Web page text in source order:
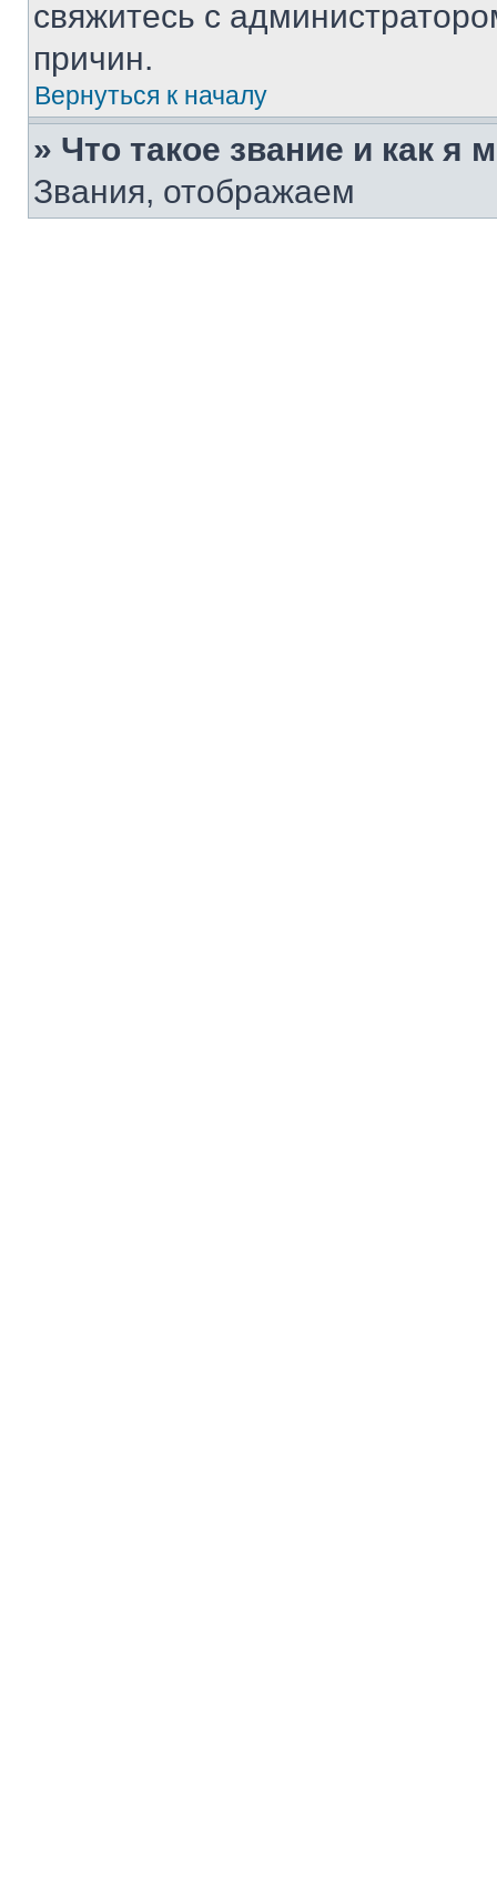
свяжитесь с
причин.
Вернуться к началу
» Что такое звание и как я
Звания, отображаем